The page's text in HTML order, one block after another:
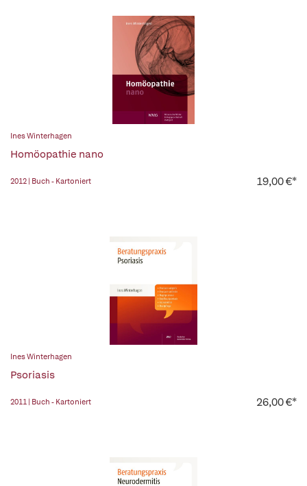
Ines Winterhagen
Homöopathie nano
2012 | Buch - Kartoniert 19,00 €*
Ines Winterhagen
Psoriasis
2011 | Buch - Kartoniert 26,00 €*